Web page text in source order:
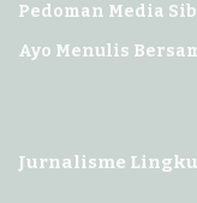
Pedoman Media
Ayo Menulis
Jurnalisme